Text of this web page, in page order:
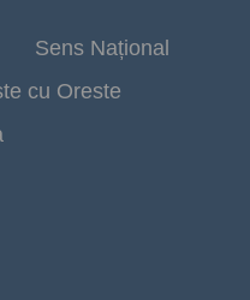
Sens Național
cu Oreste